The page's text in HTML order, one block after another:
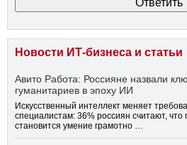
Новости ИТ-бизнеса и статьи
Авито Работа: Россияне назвали
гуманитариев в эпоху ИИ
Искусственный интеллект меняет
специалистам: 36% россиян считают,
становится умение грамотно …